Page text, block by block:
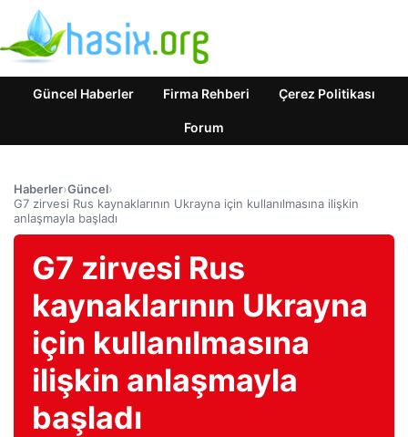
Güncel Haberler Firma Rehberi Çerez Politikası
Forum
Haberler›Güncel›
G7 zirvesi Rus kaynaklarının Ukrayna için kullanılmasına ilişkin
anlaşmayla başladı
G7 zirvesi Rus
kaynaklarının Ukrayna
için kullanılmasına
ilişkin anlaşmayla
başladı